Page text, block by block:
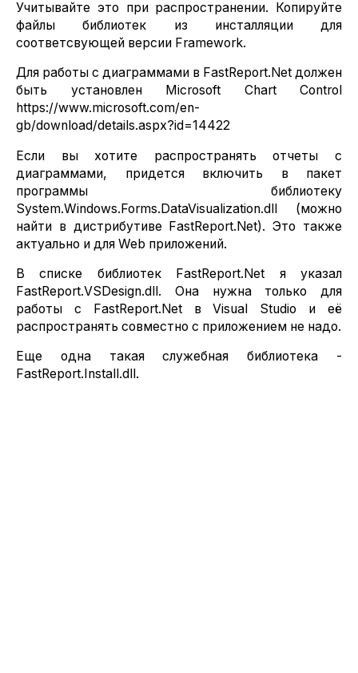
Учитывайте это при распространении. Копируйте
файлы библиотек из инсталляции для
соответсвующей версии Framework.
Для работы с диаграммами в FastReport.Net должен
быть установлен Microsoft Chart Control
https://www.microsoft.com/en-
gb/download/details.aspx?id=14422
Если вы хотите распространять отчеты с
диаграммами, придется включить в пакет
программы библиотеку
System.Windows.Forms.DataVisualization.dll (можно
найти в дистрибутиве FastReport.Net). Это также
актуально и для Web приложений.
В списке библиотек FastReport.Net я указал
FastReport.VSDesign.dll. Она нужна только для
работы с FastReport.Net в Visual Studio и её
распространять совместно с приложением не надо.
Еще одна такая служебная библиотека -
FastReport.Install.dll.